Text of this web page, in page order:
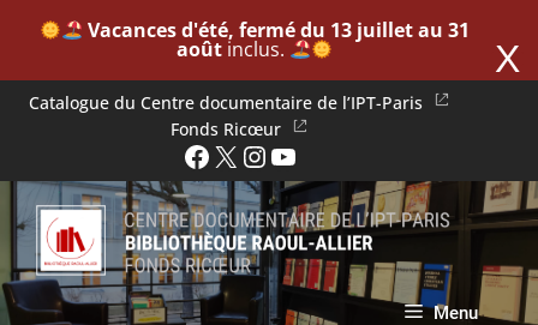
X
​Vacances d'été, fermé du 13 juillet au 31
aoûtinclus. ​
AllerCatalogue du Centre documentaire de l’IPT-Paris
Fonds Ricœur
Facebook X InstagramYouTube
Menu